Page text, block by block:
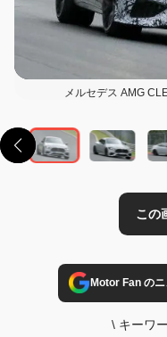
メルセデス AMG
Motor Fan の
\ キーワ